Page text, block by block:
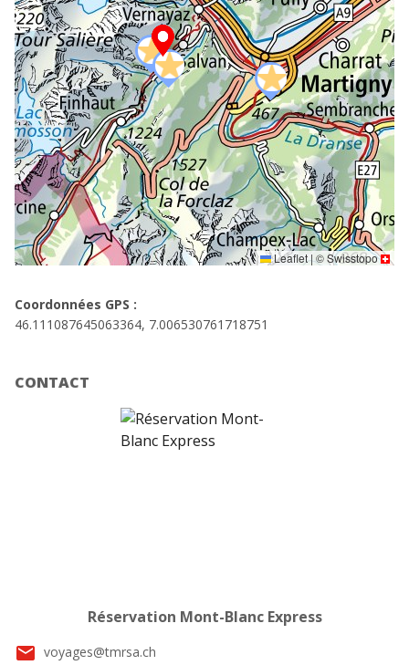
Leaflet|©Swisstopo
Coordonnées GPS :
46.111087645063364, 7.006530761718751
CONTACT
Réservation Mont-Blanc Express
email voyages@tmrsa.ch